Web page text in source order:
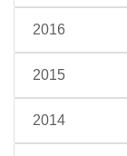
2016
2015
2014